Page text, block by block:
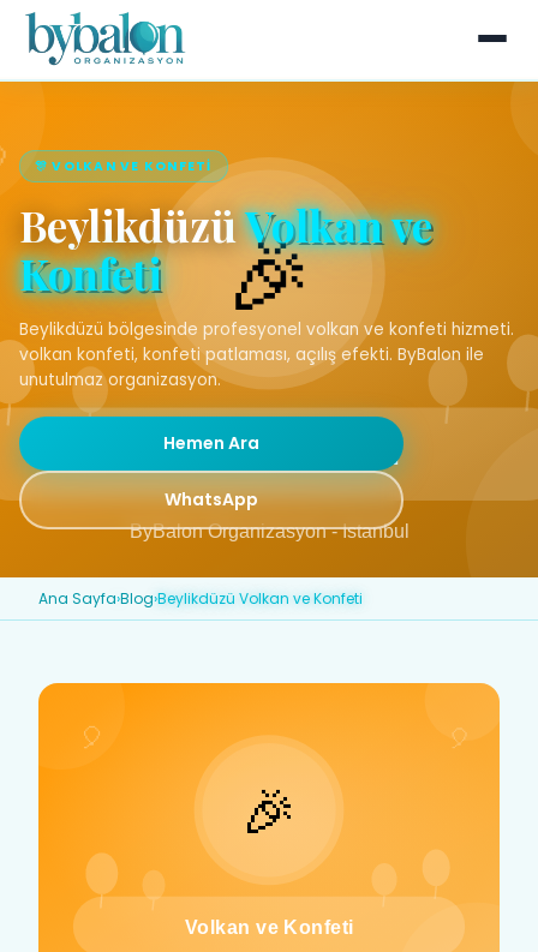
🎊 VOLKAN VE KONFETI
BeylikdüzüVolkan ve
Konfeti
Beylikdüzü bölgesinde profesyonel volkan ve konfeti hizmeti.
volkan konfeti, konfeti patlaması, açılış efekti. ByBalon ile
unutulmaz organizasyon.
Hemen Ara
WhatsApp
Ana Sayfa›Blog›Beylikdüzü Volkan ve Konfeti